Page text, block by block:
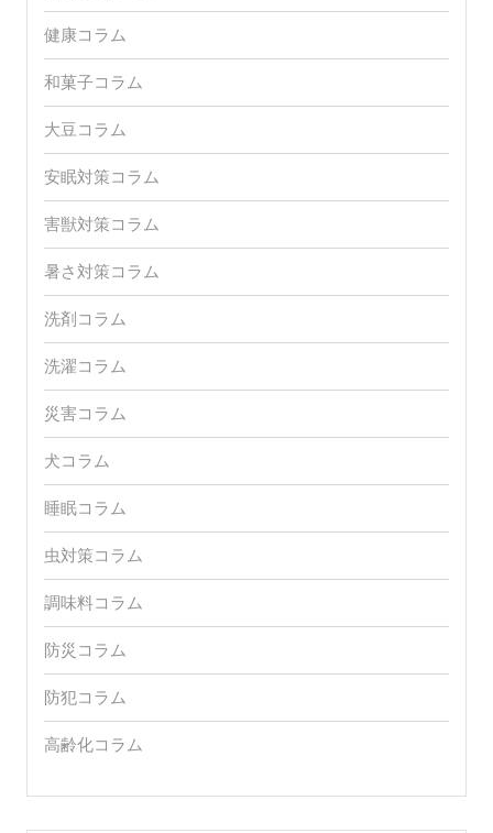
健康コラム
和菓子コラム
大豆コラム
安眠対策コラム
害獣対策コラム
暑さ対策コラム
洗剤コラム
洗濯コラム
災害コラム
犬コラム
睡眠コラム
虫対策コラム
調味料コラム
防災コラム
防犯コラム
高齢化コラム